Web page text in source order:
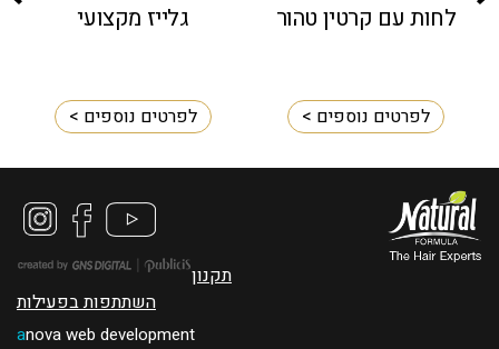
לחות עם קרטין טהור
לפרטים נוספים >
גלייז מקצועי
לפרטים נוספים >
תקנון
השתתפות בפעילות
anova web development